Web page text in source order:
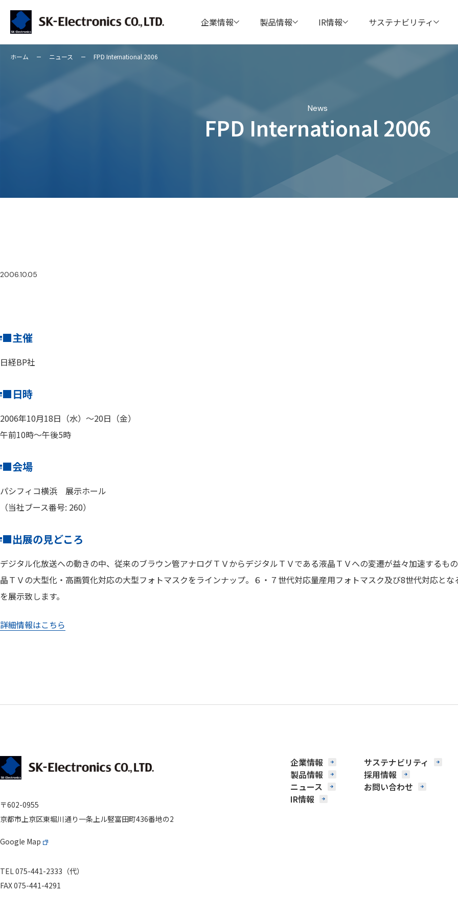
企業情報 製品情報 IR情報 サステナビリティ
News
FPD International 2006
ホーム ニュース FPD International 2006
2006.10.05
■主催
日経BP社
■日時
2006年10月18日（水）～20日（金）
午前10時～午後5時
■会場
パシフィコ横浜 展示ホール
（当社ブース番号: 260）
■出展の見どころ
デジタル化放送への動きの中、従来のブラウン管アナログＴＶからデジタルＴＶである液晶ＴＶへの変遷が益々加速するも
晶ＴＶの大型化・高画質化対応の大型フォトマスクをラインナップ。６・７世代対応量産用フォトマスク及び8世代対応と
を展示致します。
詳細情報はこちら
〒602-0955
京都市上京区東堀川通り 一条上ル竪富田町436番地の2
Google Map
TEL 075-441-2333（代）
FAX 075-441-4291
企業情報
製品情報
ニュース
IR情報
サステナビリティ
採用情報
お問い合わせ